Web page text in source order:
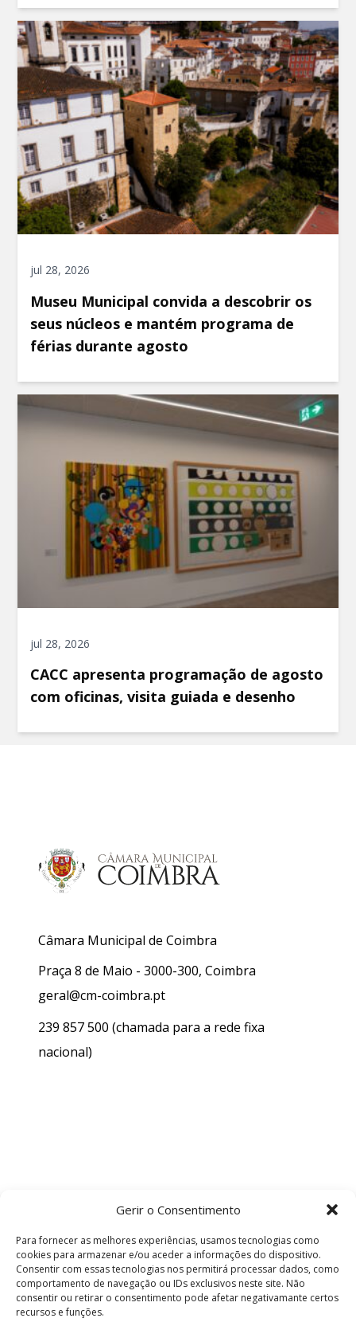
Gerir o Consentimento
Para fornecer as melhores experiências, usamos tecnologias como
cookies para armazenar e/ou aceder a informações do dispositivo.
Consentir com essas tecnologias nos permitirá processar dados, como
comportamento de navegação ou IDs exclusivos neste site. Não
consentir ou retirar o consentimento pode afetar negativamante certos
recursos e funções.
jul 28, 2026
Museu Municipal convida a descobrir os
seus núcleos e mantém programa de
férias durante agosto
jul 28, 2026
CACC apresenta programação de agosto
com oficinas, visita guiada e desenho
Câmara Municipal de Coimbra
Praça 8 de Maio - 3000-300, Coimbra
geral@cm-coimbra.pt
239 857 500 (chamada para a rede fixa
nacional)